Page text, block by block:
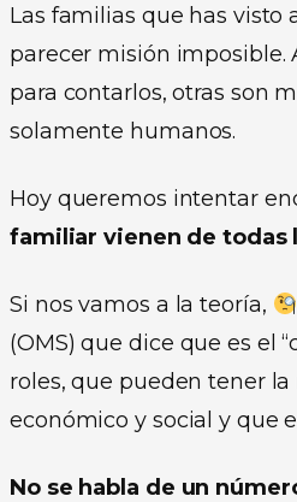
Las familias que has
parecer misión imposible.
para contarlos, otras son
solamente humanos.
Hoy queremos intentar
familiar vienen de todas
Si nos vamos a la teoría,
(OMS) que dice que es el
roles, que pueden tener
económico y social y que
No se habla de un